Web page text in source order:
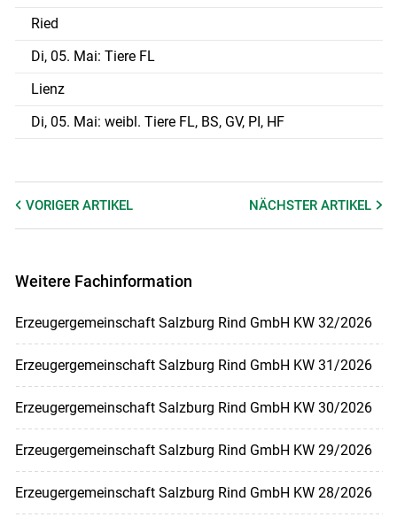
Ried
Di, 05. Mai: Tiere FL
Lienz
Di, 05. Mai: weibl. Tiere FL, BS, GV, PI, HF
VORIGER ARTIKEL NÄCHSTERARTIKEL
Weitere Fachinformation
Erzeugergemeinschaft Salzburg Rind GmbH KW 32/2026
Erzeugergemeinschaft Salzburg Rind GmbH KW 31/2026
Erzeugergemeinschaft Salzburg Rind GmbH KW 30/2026
Erzeugergemeinschaft Salzburg Rind GmbH KW 29/2026
Erzeugergemeinschaft Salzburg Rind GmbH KW 28/2026